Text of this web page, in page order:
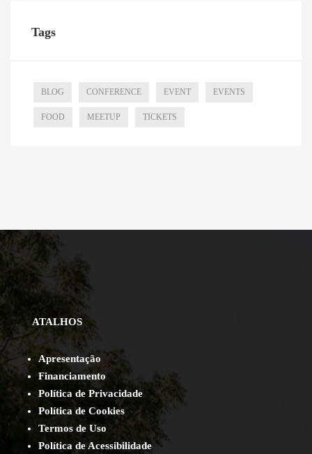
Tags
BLOG CONFERENCE EVENT EVENTS
FOOD MEETUP TICKETS
ATALHOS
Apresentação
Financiamento
Política de Privacidade
Política de Cookies
Termos de Uso
Política de Acessibilidade